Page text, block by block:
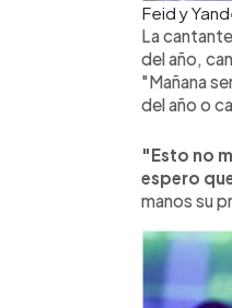
Feid y
La
del año,
"Mañana
del año o
"Esto no
espero
manos su